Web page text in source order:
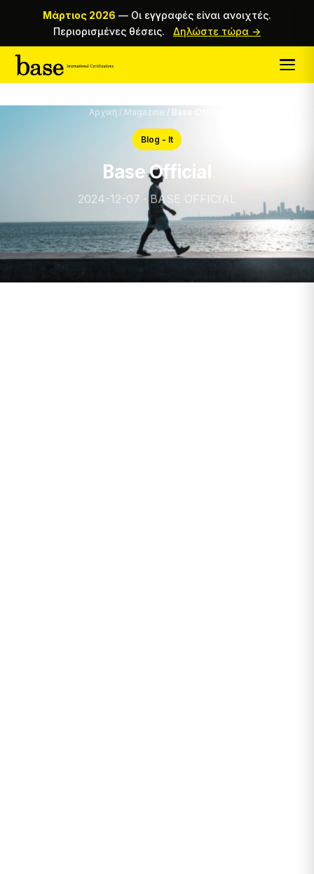
Μάρτιος 2026 — Οι εγγραφές είναι ανοιχτές.
Περιορισμένες θέσεις.
Δηλώστε τώρα →
Αρχική / Magazine / Base Official
Blog - It
Base Official
2024-12-07 · BASE OFFICIAL